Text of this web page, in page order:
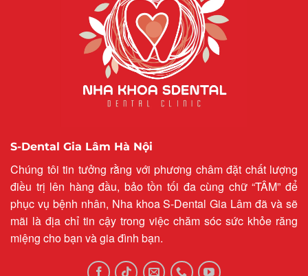
S-Dental Gia Lâm Hà Nội
Chúng tôi tin tưởng rằng với phương châm đặt chất lượng
điều trị lên hàng đầu, bảo tồn tối đa cùng chữ “TÂM” để
phục vụ bệnh nhân, Nha khoa S-Dental Gia Lâm đã và sẽ
mãi là địa chỉ tin cậy trong việc chăm sóc sức khỏe răng
miệng cho bạn và gia đình bạn.